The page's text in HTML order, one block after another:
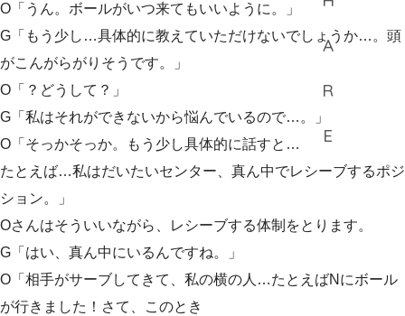
O「うん。ボールがいつ来てもいいように。」
G「もう少し…具体的に教えていただけないでしょうか…。頭
がこんがらがりそうです。」
O「？どうして？」
G「私はそれができないから悩んでいるので…。」
O「そっかそっか。もう少し具体的に話すと…
たとえば…私はだいたいセンター、真ん中でレシーブするポジ
ション。」
Oさんはそういいながら、レシーブする体制をとります。
G「はい、真ん中にいるんですね。」
O「相手がサーブしてきて、私の横の人…たとえばNにボール
が行きました！さて、このとき